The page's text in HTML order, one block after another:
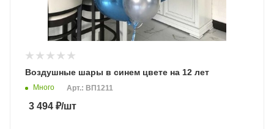
Воздушные шары в синем цвете на 12 лет
Много Арт.: ВП1211
3 494 ₽/шт